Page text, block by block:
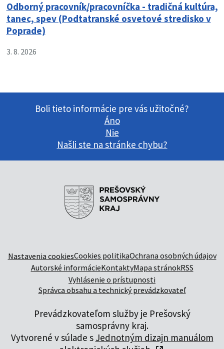
Odborný pracovník/pracovníčka - tradičná kultúra,
tanec, spev (Podtatranské osvetové stredisko v
Poprade)
3. 8. 2026
Boli tieto informácie pre vás užitočné?
Áno
Nie
Našli ste na stránke chybu?
Nastavenia cookiesCookies politikaOchrana osobných údajov
Autorské informácieKontaktyMapa stránokRSS
Vyhlásenie o prístupnosti
Správca obsahu a technický prevádzkovateľ
Prevádzkovateľom služby je Prešovský
samosprávny kraj.
Vytvorené v súlade s Jednotným dizajn manuálom